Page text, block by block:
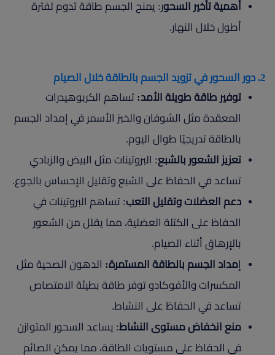
أهمية تأخير السحور: يمنح الجسم طاقة تدوم لفترة
أطول خلال النهار.
2. دور السحور في تزويد الجسم بالطاقة خلال الصيا
م
توفير طاقة طويلة الأمد: تساهم الكربوهيدرات
المعقدة مثل الشوفان والخبز الأسمر في إمداد الجسم
بالطاقة تدريجيًا طوال اليوم.
تعزيز الشعور بالشبع: البروتينات مثل البيض والزبادي
تساعد في الحفاظ على الشبع وتقليل الإحساس بالجوع.
دعم العضلات وتقليل التعب: تساهم البروتينات في
الحفاظ على الكتلة العضلية، مما يقلل من الشعور
بالإرهاق أثناء الصيام.
مداد الجسم بالطاقة المستمرة: الدهون الصحية مثل
المكسرات والأفوكادو توفر طاقة بطيئة الامتصاص
تساعد في الحفاظ على النشاط.
منع انخفاض مستوى النشاط: يساعد السحور المتوازن
في الحفاظ على مستويات الطاقة، مما يمكن الصائم